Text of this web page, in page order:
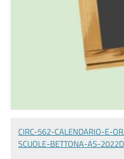
CIRC-562-CALENDARIO-E-
SCUOLE-BETTONA-AS-2022